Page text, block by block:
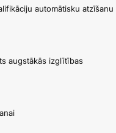
automātisku atzīšanu
augstākās izglītības